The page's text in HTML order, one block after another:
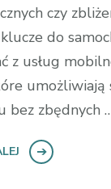
czy
do
z usług
umożliwiają
bez zbędnych